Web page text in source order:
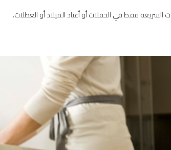
فقط في الحفلات أو أعياد الميلاد أو العطلات.